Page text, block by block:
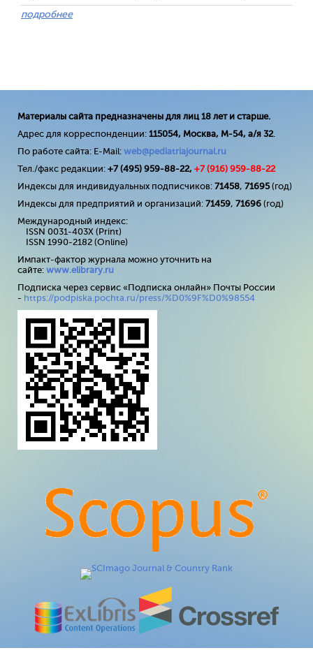
подробнее
Материалы сайта предназначены для лиц 18 лет и старше.
Адрес для корреспонденции: 115054, Москва, М-54, а/я 32.
По работе сайта: E-Mail: web@pediatriajournal.ru
Тел./факс редакции: +7 (495) 959-88-22, +7 (916) 959-88-22
Индексы для индивидуальных подписчиков: 71458, 71695(год)
Индексы для предприятий и организаций: 71459, 71696 (год)
Международный индекс:
ISSN 0031-403X (Print)
ISSN 1990-2182 (Online)
Импакт-фактор журнала можно уточнить на
сайте: www.elibrary.ru
Подписка через сервис «Подписка онлайн» Почты России
- https://podpiska.pochta.ru/press/%D0%9F%D0%98554